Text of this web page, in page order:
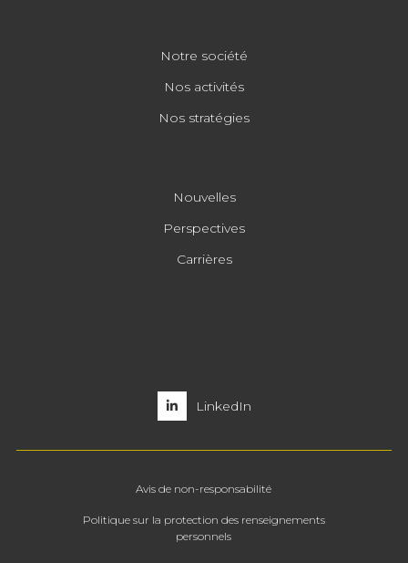
Notre société
Nos activités
Nos stratégies
Nouvelles
Perspectives
Carrières
LinkedIn
Avis de non-responsabilité
Politique sur la protection des renseignements
personnels